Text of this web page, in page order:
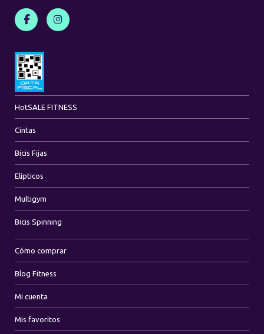
HotSALE FITNESS
Cintas
Bicis Fijas
Elípticos
Multigym
Bicis Spinning
Cómo comprar
Blog Fitness
Mi cuenta
Mis favoritos